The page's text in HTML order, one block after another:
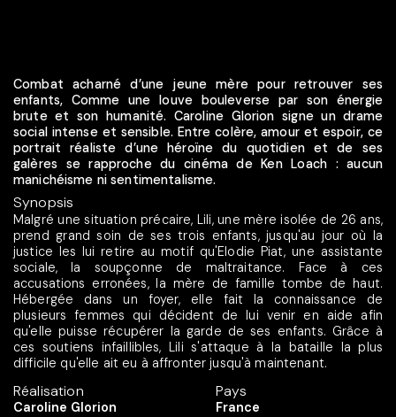
Combat acharné d’une jeune mère pour retrouver ses
enfants, Comme une louve bouleverse par son énergie
brute et son humanité. Caroline Glorion signe un drame
social intense et sensible. Entre colère, amour et espoir, ce
portrait réaliste d’une héroïne du quotidien et de ses
galères se rapproche du cinéma de Ken Loach : aucun
manichéisme ni sentimentalisme.
Synopsis
Malgré une situation précaire, Lili, une mère isolée de 26 ans,
prend grand soin de ses trois enfants, jusqu'au jour où la
justice les lui retire au motif qu'Elodie Piat, une assistante
sociale, la soupçonne de maltraitance. Face à ces
accusations erronées, la mère de famille tombe de haut.
Hébergée dans un foyer, elle fait la connaissance de
plusieurs femmes qui décident de lui venir en aide afin
qu'elle puisse récupérer la garde de ses enfants. Grâce à
ces soutiens infaillibles, Lili s'attaque à la bataille la plus
difficile qu'elle ait eu à affronter jusqu'à maintenant.
Réalisation
Caroline Glorion
Pays
France